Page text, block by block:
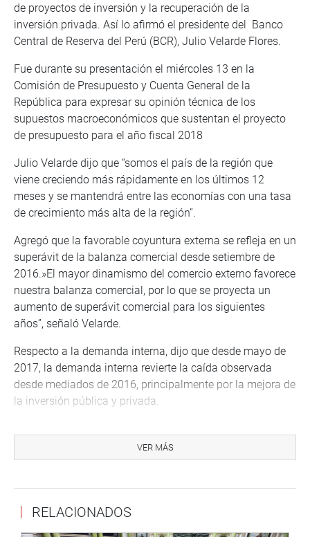
de proyectos de inversión y la recuperación de la
inversión privada. Así lo afirmó el presidente del Banco
Central de Reserva del Perú (BCR), Julio Velarde Flores.
Fue durante su presentación el miércoles 13 en la
Comisión de Presupuesto y Cuenta General de la
República para expresar su opinión técnica de los
supuestos macroeconómicos que sustentan el proyecto
de presupuesto para el año fiscal 2018
Julio Velarde dijo que “somos el país de la región que
viene creciendo más rápidamente en los últimos 12
meses y se mantendrá entre las economías con una tasa
de crecimiento más alta de la región”.
Agregó que la favorable coyuntura externa se refleja en un
superávit de la balanza comercial desde setiembre de
2016.»El mayor dinamismo del comercio externo favorece
nuestra balanza comercial, por lo que se proyecta un
aumento de superávit comercial para los siguientes
años”, señaló Velarde.
Respecto a la demanda interna, dijo que desde mayo de
2017, la demanda interna revierte la caída observada
desde mediados de 2016, principalmente por la mejora de
la inversión pública y privada.
por una mayor inversión pública asociada al gasto de
reconstrucción”, dijo el funcionario al tiempo de explicar
acentuó el 2017 por el impacto del fenómeno El Niño y el
VER MÁS
RELACIONADOS